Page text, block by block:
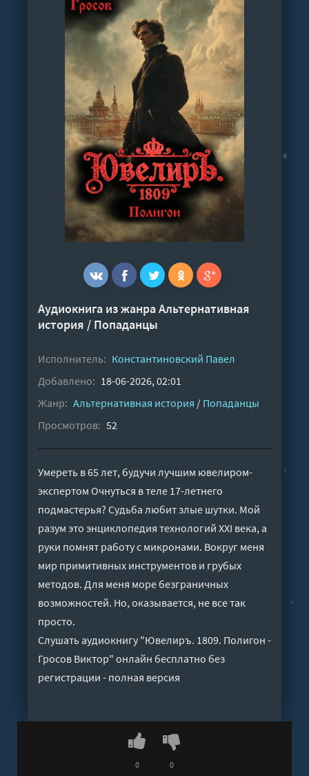
Аудиокнига из жанраАльтернативная
история / Попаданцы
Исполнитель: Константиновский Павел
Добавлено: 18-06-2026, 02:01
Жанр: Альтернативная история / Попаданцы
Просмотров: 52
Умереть в 65 лет, будучи лучшим ювелиром-
экспертом Очнуться в теле 17-летнего
подмастерья? Судьба любит злые шутки. Мой
разум это энциклопедия технологий XXI века, а
руки помнят работу с микронами. Вокруг меня
мир примитивных инструментов и грубых
методов. Для меня море безграничных
возможностей. Но, оказывается, не все так
просто.
Слушать аудиокнигу "Ювелиръ. 1809. Полигон -
Гросов Виктор" онлайн бесплатно без
регистрации - полная версия
0 0